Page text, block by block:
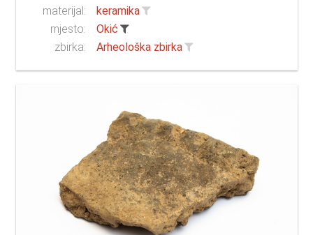
materijal:
keramika
mjesto:
Okić
zbirka:
Arheološka zbirka